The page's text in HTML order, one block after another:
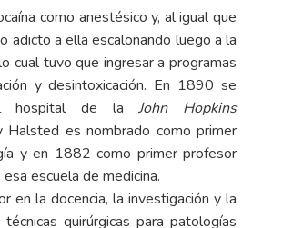
como anestésico y, al igual que
adicto a ella escalonando luego a la
cual tuvo que ingresar a programas
y desintoxicación. En 1890 se
hospital de laJohn Hopkins
Halsted es nombrado como primer
y en 1882 como primer profesor
escuela de medicina.
en la docencia, la investigación y la
técnicas quirúrgicas para patologías